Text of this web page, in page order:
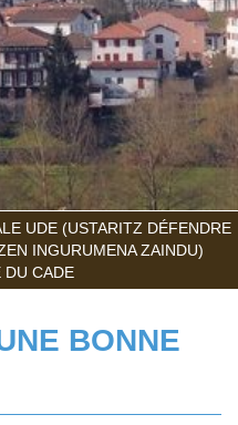
UDE (USTARITZ DÉFENDRE
INGURUMENA ZAINDU)
DU CADE
BONNE